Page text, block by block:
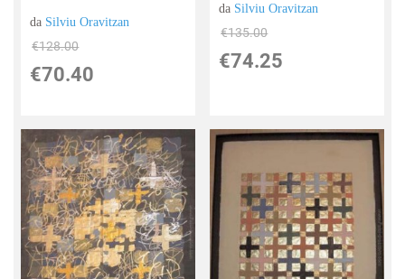
da Silviu Oravitzan
€128.00
€70.40
da Silviu Oravitzan
€135.00
€74.25